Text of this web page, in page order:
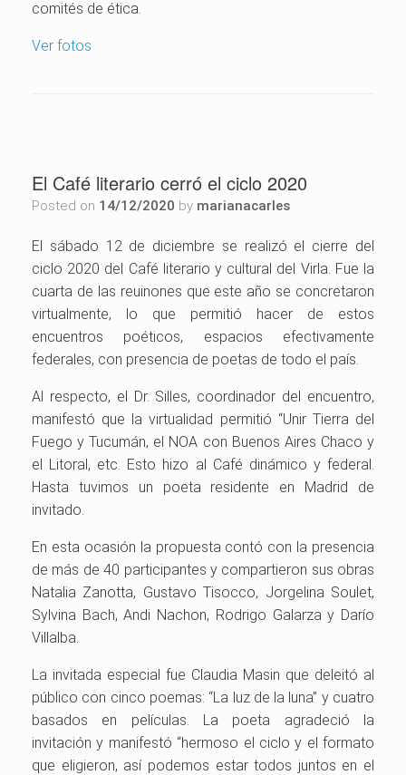
comités de ética.
Ver fotos
El Café literario cerró el ciclo 2020
Posted on 14/12/2020 by marianacarles
El sábado 12 de diciembre se realizó el cierre del
ciclo 2020 del Café literario y cultural del Virla. Fue la
cuarta de las reuinones que este año se concretaron
virtualmente, lo que permitió hacer de estos
encuentros poéticos, espacios efectivamente
federales, con presencia de poetas de todo el país.
Al respecto, el Dr. Silles, coordinador del encuentro,
manifestó que la virtualidad permitió “Unir Tierra del
Fuego y Tucumán, el NOA con Buenos Aires Chaco y
el Litoral, etc. Esto hizo al Café dinámico y federal.
Hasta tuvimos un poeta residente en Madrid de
invitado.
En esta ocasión la propuesta contó con la presencia
de más de 40 participantes y compartieron sus obras
Natalia Zanotta, Gustavo Tisocco, Jorgelina Soulet,
Sylvina Bach, Andi Nachon, Rodrigo Galarza y Darío
Villalba.
La invitada especial fue Claudia Masin que deleitó al
público con cinco poemas: “La luz de la luna” y cuatro
basados en películas. La poeta agradeció la
invitación y manifestó “hermoso el ciclo y el formato
que eligieron, así podemos estar todos juntos en el